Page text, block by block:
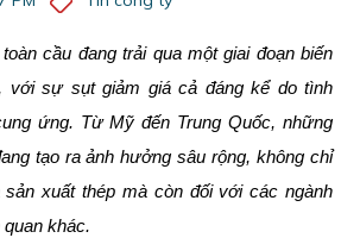
cầu đang trải qua một giai đoạn biến
với sự sụt giảm giá cả đáng kể do tình
ứng. Từ Mỹ đến Trung Quốc, những
tạo ra ảnh hưởng sâu rộng, không chỉ
xuất thép mà còn đối với các ngành
quan khác.